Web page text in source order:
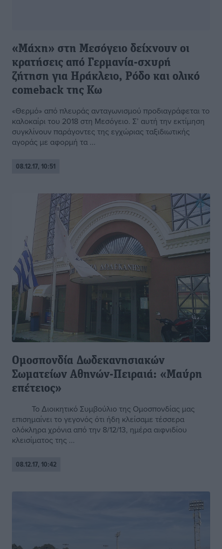
«Μάχη» στη Μεσόγειο δείχνουν οι
κρατήσεις από Γερμανία-σχυρή
ζήτηση για Ηράκλειο, Ρόδο και ολικό
comeback της Κω
«Θερμό» από πλευράς ανταγωνισμού προδιαγράφεται το
καλοκαίρι του 2018 στη Μεσόγειο. Σ’ αυτή την εκτίμηση
συγκλίνουν παράγοντες της εγχώριας ταξιδιωτικής
αγοράς με αφορμή τα ...
08.12.17, 10:51
Ομοσπονδία Δωδεκανησιακών
Σωματείων Αθηνών-Πειραιά: «Μαύρη
επέτειος»
Το Διοικητικό Συμβούλιο της Ομοσπονδίας μας
επισημαίνει το γεγονός ότι ήδη κλείσαμε τέσσερα
ολόκληρα χρόνια από την 8/12/13, ημέρα αιφνιδίου
κλεισίματος της ...
08.12.17, 10:42